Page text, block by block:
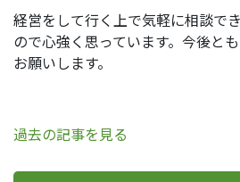
経営をして行く上で気軽に相談で
ので心強く思っています。今後と
お願いします。
過去の記事を見る